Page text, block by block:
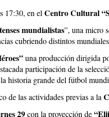
17:30, en el Centro Cultural
mundialistas”, una micro
cubriendo distintos
una producción dirigida
participación de la
historia grande del fútbol
de las actividades previas a la
29con la proyección de